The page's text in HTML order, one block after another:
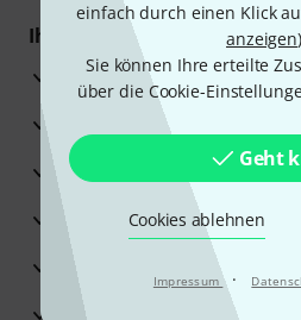
einfach durch einen Klick
anzeigen
Sie können Ihre erteilte
über die Cookie-
Geht
Cookies ablehnen
Impressum ·
Ihre Vorteile
3 Jahre Thomann Garantie
30 Tage Money-Back-Garantie
Reparaturservice
Beratung durch Fachexperten
Zufriedenheitsgarantie
Europas größtes Versandlager